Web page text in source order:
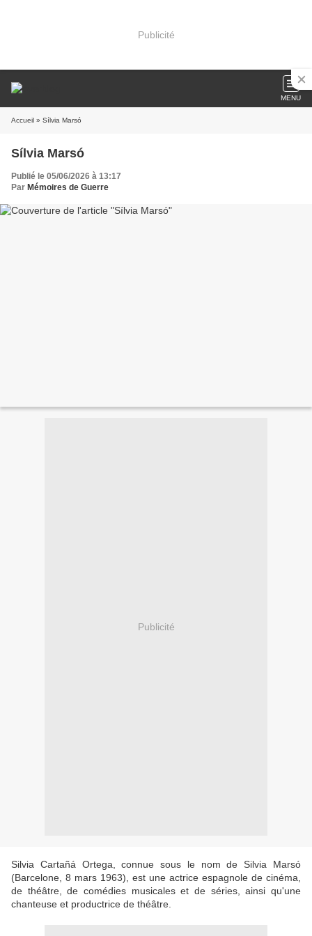
Publicité
MENU
Accueil » Sílvia Marsó
Sílvia Marsó
Publié le 05/06/2026 à 13:17
Par Mémoires de Guerre
Publicité
Silvia Cartañá Ortega, connue sous le nom de Silvia Marsó
(Barcelone, 8 mars 1963), est une actrice espagnole de cinéma,
de théâtre, de comédies musicales et de séries, ainsi qu'une
chanteuse et productrice de théâtre.